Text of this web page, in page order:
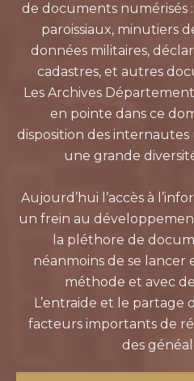
de documents numérisés
paroissiaux, minutiers
données militaires,
cadastres, et autres
Les Archives
en pointe dans ce
disposition des
une grande
Aujourd’hui l’accès à
un frein au
la pléthore de
néanmoins de se lancer
méthode et avec
L’entraide et le partage
facteurs importants de
des